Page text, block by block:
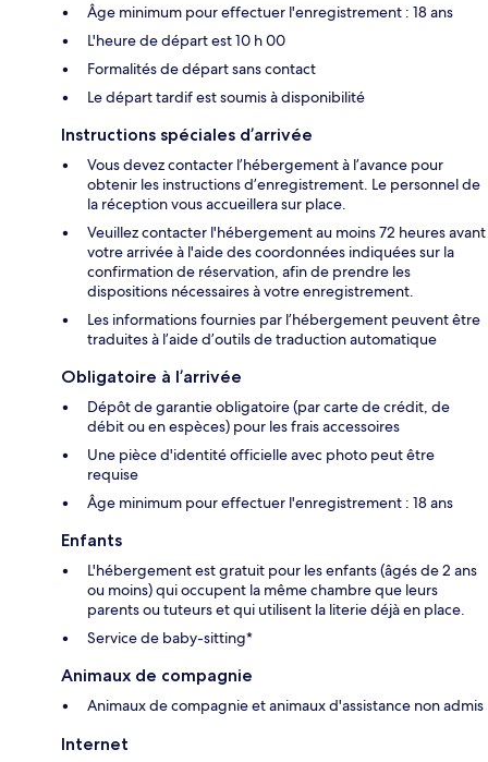
Âge minimum pour effectuer l'enregistrement : 18 ans
L'heure de départ est 10 h 00
Formalités de départ sans contact
Le départ tardif est soumis à disponibilité
Instructions spéciales d’arrivée
Vous devez contacter l’hébergement à l’avance pour
obtenir les instructions d’enregistrement. Le personnel de
la réception vous accueillera sur place.
Veuillez contacter l'hébergement au moins 72 heures avant
votre arrivée à l'aide des coordonnées indiquées sur la
confirmation de réservation, afin de prendre les
dispositions nécessaires à votre enregistrement.
Les informations fournies par l’hébergement peuvent être
traduites à l’aide d’outils de traduction automatique
Obligatoire à l’arrivée
Dépôt de garantie obligatoire (par carte de crédit, de
débit ou en espèces) pour les frais accessoires
Une pièce d'identité officielle avec photo peut être
requise
Âge minimum pour effectuer l'enregistrement : 18 ans
Enfants
L'hébergement est gratuit pour les enfants (âgés de 2 ans
ou moins) qui occupent la même chambre que leurs
parents ou tuteurs et qui utilisent la literie déjà en place.
Service de baby-sitting*
Animaux de compagnie
Animaux de compagnie et animaux d'assistance non admis
Internet